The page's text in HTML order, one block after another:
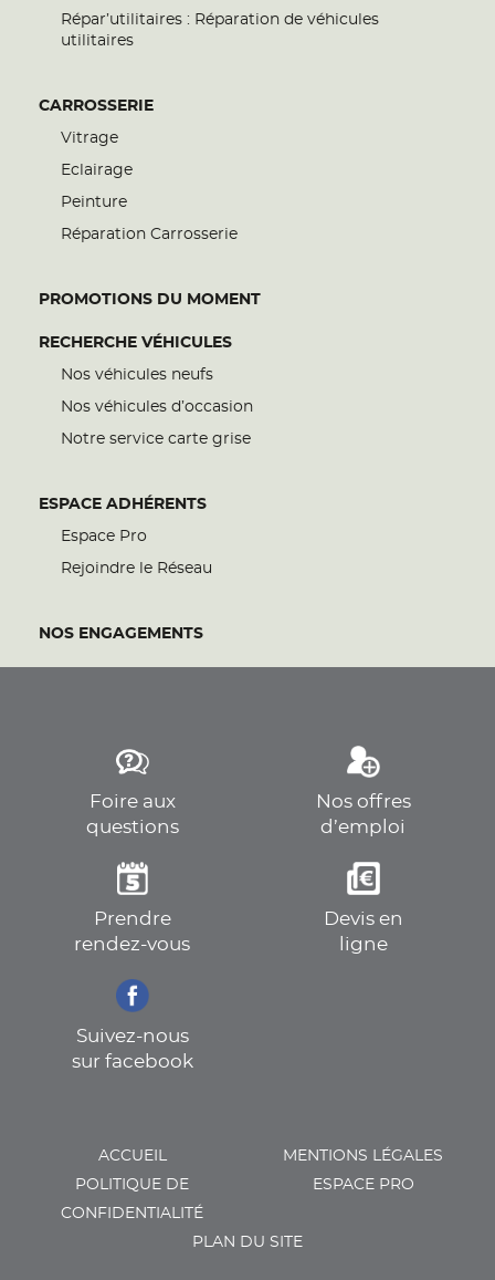
Répar’utilitaires : Réparation de véhicules
utilitaires
CARROSSERIE
Vitrage
Eclairage
Peinture
Réparation Carrosserie
PROMOTIONS DU MOMENT
RECHERCHE VÉHICULES
Nos véhicules neufs
Nos véhicules d’occasion
Notre service carte grise
ESPACE ADHÉRENTS
Espace Pro
Rejoindre le Réseau
NOS ENGAGEMENTS
Foire aux
questions
Nos offres
d’emploi
Prendre
rendez-vous
Devis en
ligne
Suivez-nous
sur facebook
ACCUEIL
MENTIONS LÉGALES
POLITIQUE DE
CONFIDENTIALITÉ
ESPACE PRO
PLAN DU SITE